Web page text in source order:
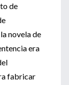
de
novela de
era
fabricar